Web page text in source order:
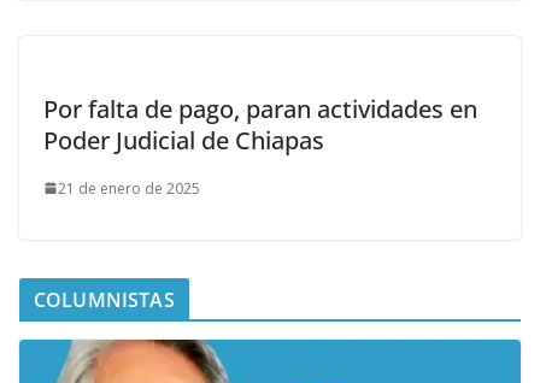
Por falta de pago, paran actividades en
Poder Judicial de Chiapas
21 de enero de 2025
COLUMNISTAS